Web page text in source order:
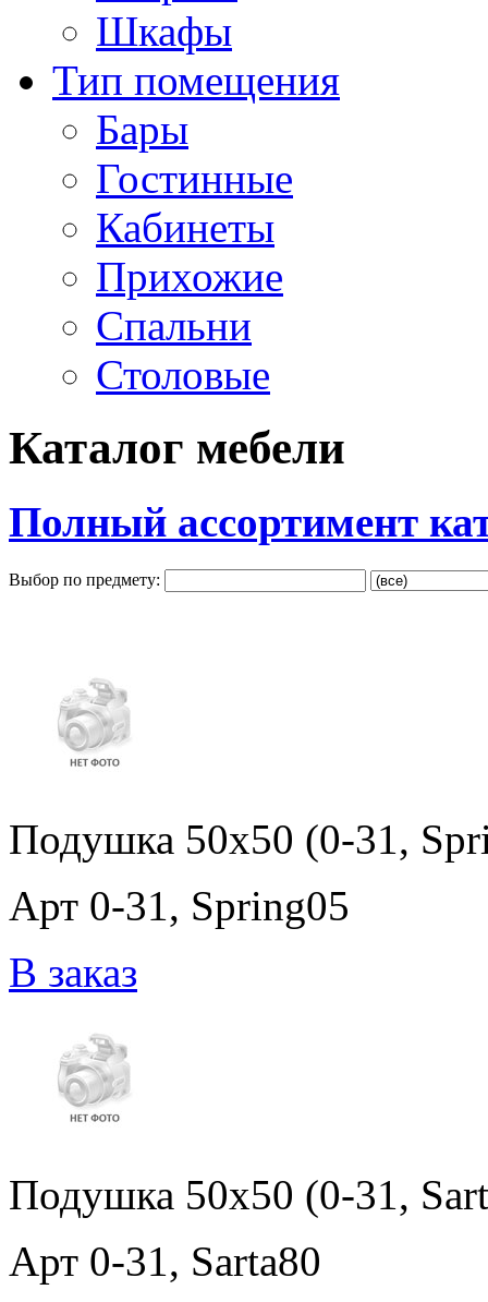
Шкафы
Тип помещения
Бары
Гостинные
Кабинеты
Прихожие
Спальни
Столовые
Каталог мебели
Полный ассортимент
Выбор по предмету:
Подушка 50x50 (0-31,
Арт 0-31, Spring05
В заказ
Подушка 50x50 (0-31,
Арт 0-31, Sarta80